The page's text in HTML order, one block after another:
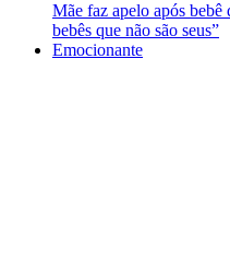
Mãe faz apelo após bebê
bebês que não são seus”
Emocionante